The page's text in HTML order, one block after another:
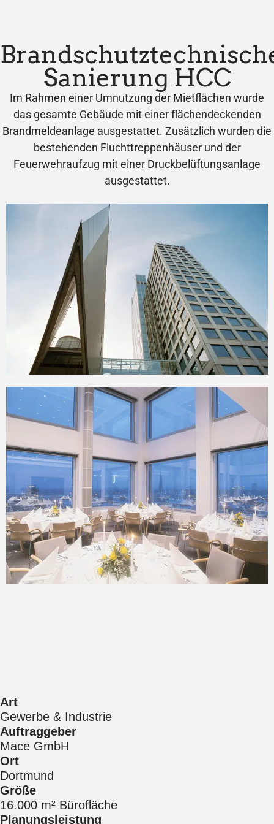
Sanierung HCC
Im Rahmen einer Umnutzung der Mietflächen wurde
das gesamte Gebäude mit einer flächendeckenden
Brandmeldeanlage ausgestattet. Zusätzlich wurden die
bestehenden Fluchttreppenhäuser und der
Feuerwehraufzug mit einer Druckbelüftungsanlage
ausgestattet.
Art
Gewerbe & Industrie
Auftraggeber
Mace GmbH
Ort
Dortmund
Größe
16.000 m² Bürofläche
Planungsleistung